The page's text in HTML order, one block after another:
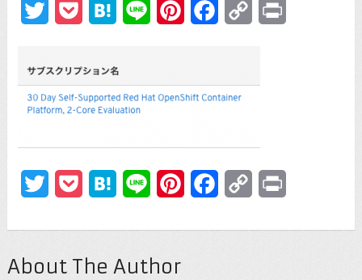
TwitterPocketHatenaLine PinterestFacebook
Copy
TwitterPocketHatenaLine PinterestFacebook
Copy
About The Author